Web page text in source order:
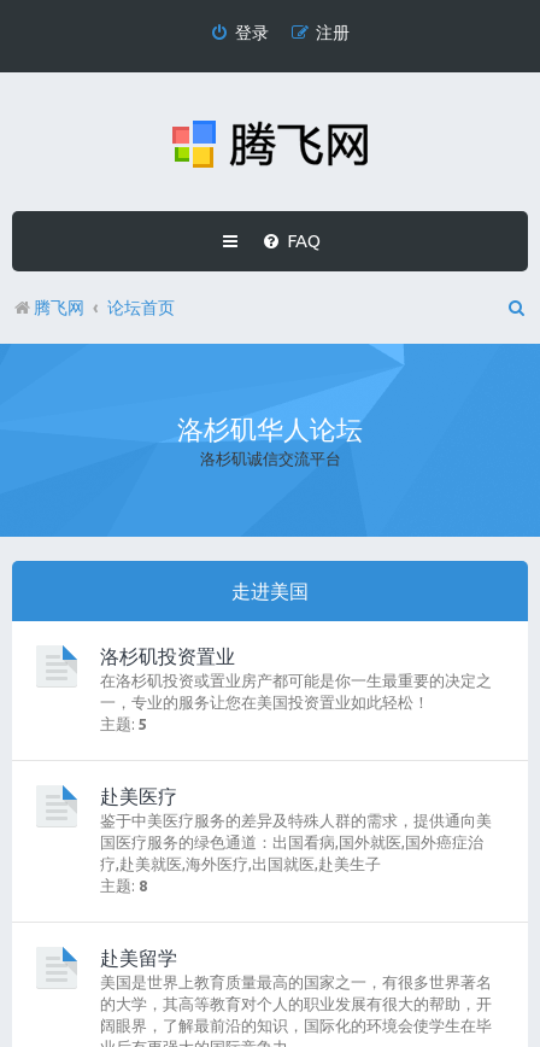
登录 注册
FAQ
腾飞网 论坛首页
洛杉矶华人论坛
洛杉矶诚信交流平台
走进美国
洛杉矶投资置业
在洛杉矶投资或置业房产都可能是你一生最重要的决定之
一，专业的服务让您在美国投资置业如此轻松！
主题: 5
赴美医疗
鉴于中美医疗服务的差异及特殊人群的需求，提供通向美
国医疗服务的绿色通道：出国看病,国外就医,国外癌症治
疗,赴美就医,海外医疗,出国就医,赴美生子
主题: 8
赴美留学
美国是世界上教育质量最高的国家之一，有很多世界著名
的大学，其高等教育对个人的职业发展有很大的帮助，开
阔眼界，了解最前沿的知识，国际化的环境会使学生在毕